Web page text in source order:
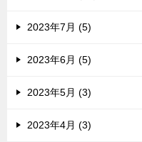
2023年7月 (5)
2023年6月 (5)
2023年5月 (3)
2023年4月 (3)